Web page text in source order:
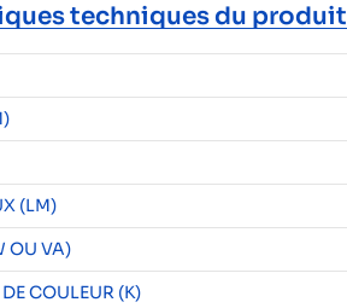
techniques du produit
(LM)
OU VA)
COULEUR (K)